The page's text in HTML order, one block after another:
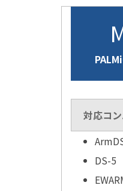
対応コ
DS-5